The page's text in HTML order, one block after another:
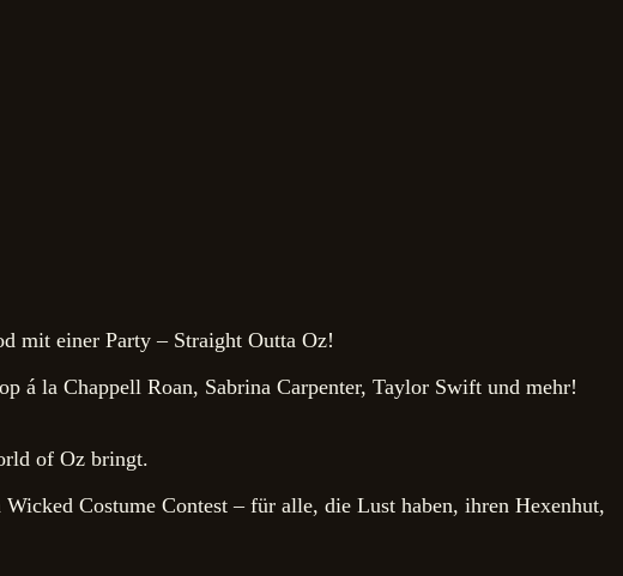
mit einer Party – Straight Outta Oz!
á la Chappell Roan, Sabrina Carpenter, Taylor Swift und mehr!
of Oz bringt.
Costume Contest – für alle, die Lust haben, ihren Hexenhut,